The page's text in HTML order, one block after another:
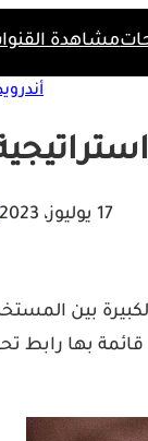
مشاهدة
17 يوليوز، 2023
بين
في سنة 2023، حيث